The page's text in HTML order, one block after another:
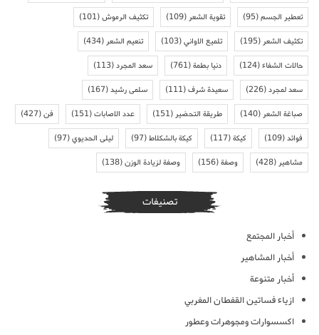
تعطير الجسم(95) تقوية الشعر(109) تكثيف الرموش(101)
تكثيف الشعر(195) تلميع الاواني(103) تنعيم الشعر(434)
حالات الشفاء(124) دنيا بطمة(761) سعد المجرد(113)
سعد لمجرد(226) سعيدة شرف(111) سلمى رشيد(167)
صباغة الشعر(140) طريقة التحضير(151) عدد الاصابات(151) فن(427)
فوائد(109) كيكة(117) كيكة بالشكلاط(97) ليلى الحديوي(97)
مشاهير(428) وصفة(156) وصفة لزيادة الوزن(138)
تصنيفات
أخبار المجتمع
أخبار المشاهير
أخبار متنوعة
ازياء فساتين القفطان المغربي
اكسسوارات ومجوهرات وعطور